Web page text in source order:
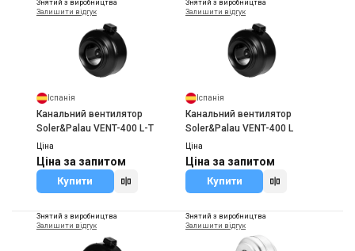
Знятий з виробництва
Залишити відгук
Іспанія
Канальний вентилятор
Soler&Palau VENT-400 L-T
Ціна
Ціна за запитом
Купити
Знятий з виробництва
Залишити відгук
Іспанія
Канальний вентилятор
Soler&Palau VENT-400 L
Ціна
Ціна за запитом
Купити
Знятий з виробництва
Залишити відгук
Знятий з виробництва
Залишити відгук